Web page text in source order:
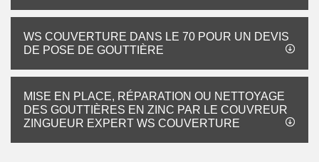
WS COUVERTURE DANS LE 70 POUR UN DEVIS
DE POSE DE GOUTTIÈRE
MISE EN PLACE, RÉPARATION OU NETTOYAGE
DES GOUTTIÈRES EN ZINC PAR LE COUVREUR
ZINGUEUR EXPERT WS COUVERTURE